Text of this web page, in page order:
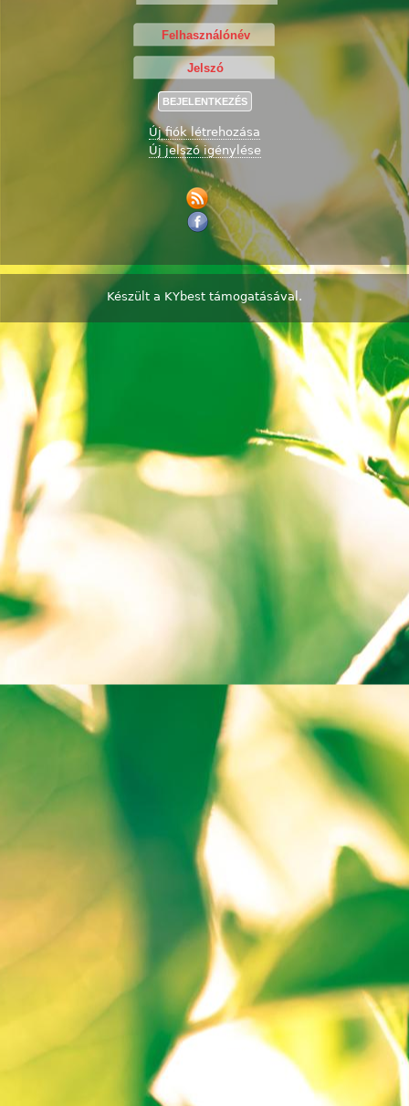
Új fiók létrehozása
Új jelszó igénylése
Készült a KYbest támogatásával.